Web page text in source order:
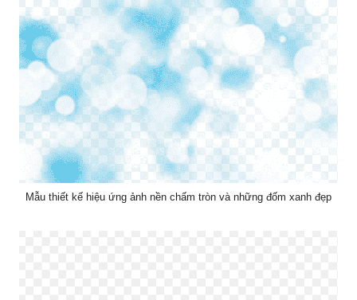
Mẫu thiết kế hiệu ứng ảnh nền chấm tròn và những đốm xanh đẹp